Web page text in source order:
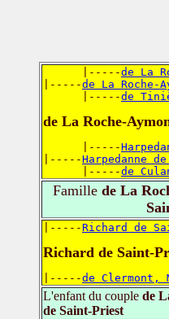
      |-----
de La
|-----de La Roche-
      |-----
de
de La Roche-
      |-----
|-----Harpedanne
      |-----
de
Famille de La
|-----Richard de
Richard de Saint-
|-----de Clermont,
L'enfant du couple de
de Saint-Priest